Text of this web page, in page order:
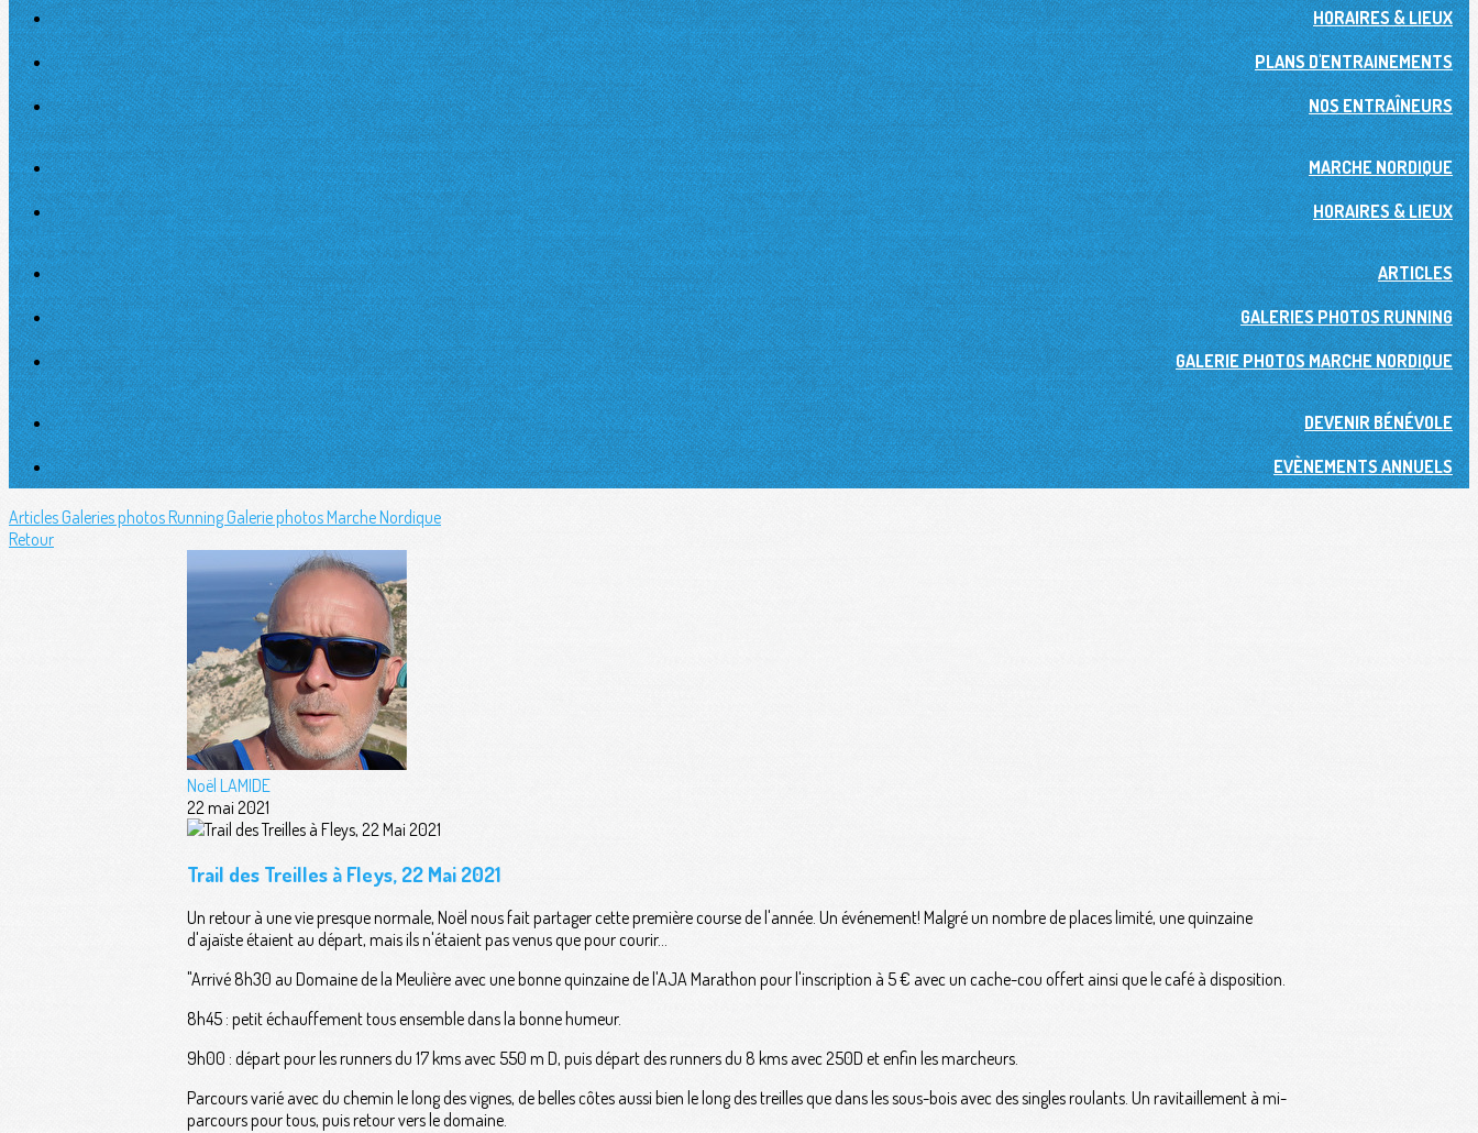
HORAIRES & LIEUX
PLANS D'ENTRAINEMENTS
NOS ENTRAÎNEURS
MARCHE NORDIQUE
HORAIRES & LIEUX
ARTICLES
GALERIES PHOTOS RUNNING
GALERIE PHOTOS MARCHE NORDIQUE
DEVENIR BÉNÉVOLE
EVÈNEMENTS ANNUELS
ArticlesGaleries photos RunningGalerie photos Marche Nordique
Retour
Noël LAMIDE
22 mai 2021
Trail des Treilles à Fleys, 22 Mai 2021
Un retour à une vie presque normale, Noël nous fait partager cette première course de l'année. Un événement! Malgré un nombre de places limité, une quinzaine
d'ajaïste étaient au départ, mais ils n'étaient pas venus que pour courir...
"Arrivé 8h30 au Domaine de la Meulière avec une bonne quinzaine de l'AJA Marathon pour l'inscription à 5 € avec un cache-cou offert ainsi que le café à disposition.
8h45 : petit échauffement tous ensemble dans la bonne humeur.
9h00 : départ pour les runners du 17 kms avec 550 m D, puis départ des runners du 8 kms avec 250D et enfin les marcheurs.
Parcours varié avec du chemin le long des vignes, de belles côtes aussi bien le long des treilles que dans les sous-bois avec des singles roulants. Un ravitaillement à mi-
parcours pour tous, puis retour vers le domaine.